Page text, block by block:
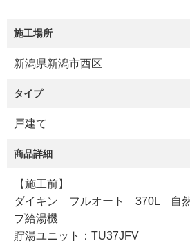
施工場所
新潟県新潟市西区
タイプ
戸建て
商品詳細
【施工前】
ダイキン フルオート 370L 自然
プ給湯機
貯湯ユニット：TU37JFV